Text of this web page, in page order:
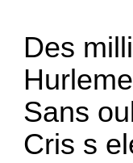
Des
Sans
Cris s